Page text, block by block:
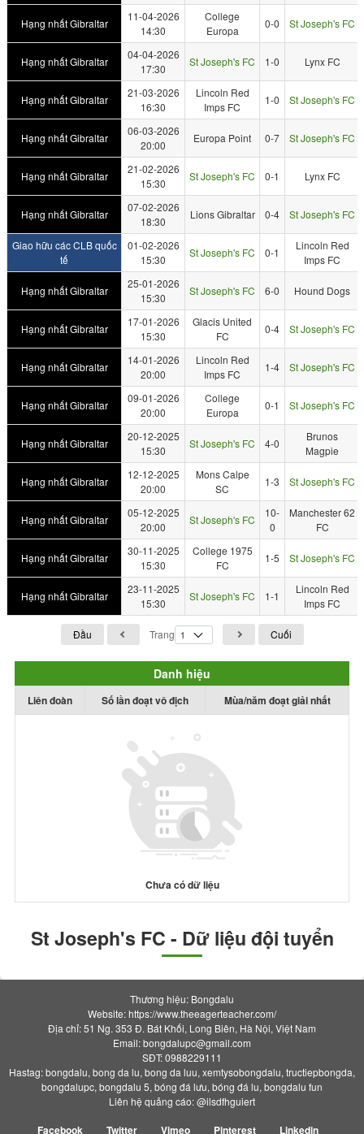
Hạng nhất Gibraltar
11-04-2026
14:30
College
Europa
0-0 St Joseph's FC
Hạng nhất Gibraltar
04-04-2026
17:30
St Joseph's FC 1-0 Lynx FC
Hạng nhất Gibraltar
21-03-2026
16:30
Lincoln Red
Imps FC
1-0 St Joseph's FC
Hạng nhất Gibraltar
06-03-2026
20:00
Europa Point 0-7 St Joseph's FC
Hạng nhất Gibraltar
21-02-2026
15:30
St Joseph's FC 0-1 Lynx FC
Hạng nhất Gibraltar
07-02-2026
18:30
Lions Gibraltar 0-4 St Joseph's FC
Giao hữu các CLB quốc
tế
01-02-2026
15:30
St Joseph's FC 0-1
Lincoln Red
Imps FC
Hạng nhất Gibraltar
25-01-2026
15:30
St Joseph's FC 6-0 Hound Dogs
Hạng nhất Gibraltar
17-01-2026
15:30
Glacis United
FC
0-4 St Joseph's FC
Hạng nhất Gibraltar
14-01-2026
20:00
Lincoln Red
Imps FC
1-4 St Joseph's FC
Hạng nhất Gibraltar
09-01-2026
20:00
College
Europa
0-1 St Joseph's FC
Hạng nhất Gibraltar
20-12-2025
15:30
St Joseph's FC 4-0
Brunos
Magpie
Hạng nhất Gibraltar
12-12-2025
20:00
Mons Calpe
SC
1-3 St Joseph's FC
Hạng nhất Gibraltar
05-12-2025
20:00
St Joseph's FC
10-
0
Manchester 62
FC
Hạng nhất Gibraltar
30-11-2025
15:30
College 1975
FC
1-5 St Joseph's FC
Hạng nhất Gibraltar
23-11-2025
15:30
St Joseph's FC 1-1
Lincoln Red
Imps FC
Đầu Trang Cuối
Danh hiệu
Liên đoàn Số lần đoạt vô địch Mùa/năm đoạt giải nhất
Chưa có dữ liệu
St Joseph's FC - Dữ liệu đội tuyển
Thương hiệu: Bongdalu
Website: https://www.theeagerteacher.com/
Địa chỉ: 51 Ng. 353 Đ. Bát Khối, Long Biên, Hà Nội, Việt Nam
Email:bongdalupc@gmail.com
SĐT: 0988229111
Hastag: bongdalu, bong da lu, bong da luu, xemtysobongdalu, tructiepbongda,
bongdalupc, bongdalu 5, bóng đá lưu, bóng đá lu, bongdalu fun
Liên hệ quảng cáo: @ilsdfhguiert
Facebook Twitter Vimeo Pinterest Linkedin